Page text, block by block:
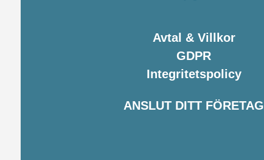
Avtal & Villkor
GDPR
Integritetspolicy
ANSLUT DITT FÖRETAG